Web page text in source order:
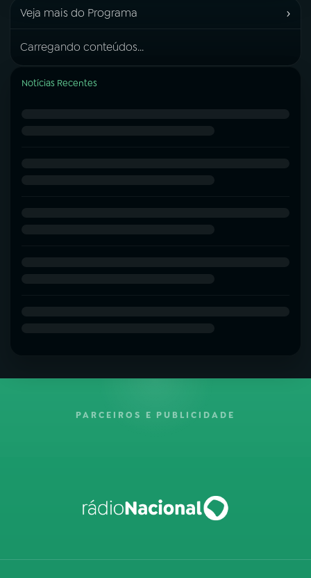
Veja mais do Programa ›
Carregando conteúdos...
Notícias Recentes
PARCEIROS E PUBLICIDADE